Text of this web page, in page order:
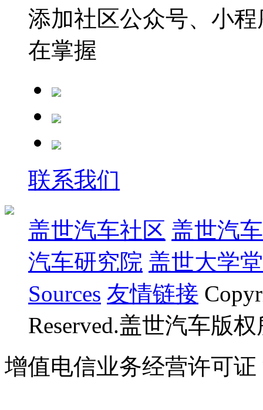
添加社区公众号、小
在掌握
联系我们
盖世汽车社区 盖世汽
汽车研究院 盖世大学堂
Sources 友情链接
Reserved.盖世汽车版
增值电信业务经营许可证